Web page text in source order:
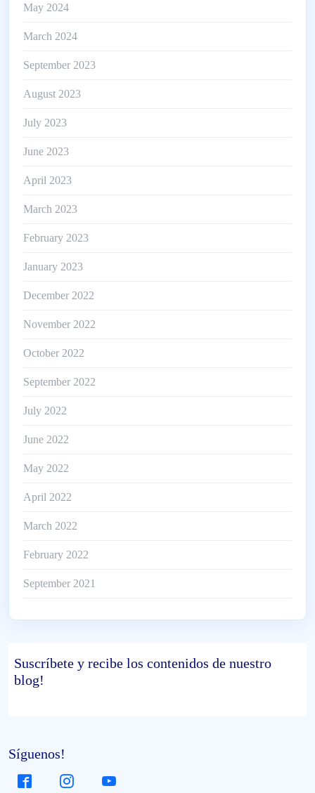
May 2024
March 2024
September 2023
August 2023
July 2023
June 2023
April 2023
March 2023
February 2023
January 2023
December 2022
November 2022
October 2022
September 2022
July 2022
June 2022
May 2022
April 2022
March 2022
February 2022
September 2021
Suscríbete y recibe los contenidos de nuestro
blog!
Síguenos!